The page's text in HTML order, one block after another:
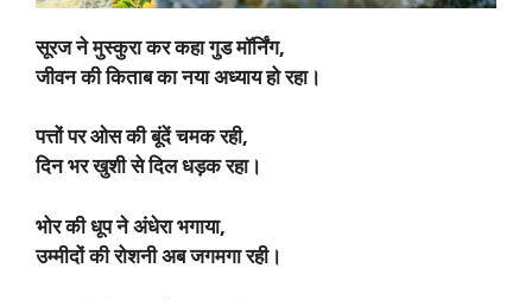
सूरज ने मुस्कुरा कर कहा गुड मॉर्निंग,
जीवन की किताब का नया अध्याय हो रहा।
पत्तों पर ओस की बूंदें चमक रही,
दिन भर खुशी से दिल धड़क रहा।
भोर की धूप ने अंधेरा भगाया,
उम्मीदों की रोशनी अब जगमगा रही।